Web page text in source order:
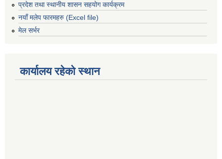
प्रदेश तथा स्थानीय शासन सहयोग कार्यक्रम
नयाँ मलेप फारमहरु (Excel file)
मेल सर्भर
कार्यालय रहेको स्थान